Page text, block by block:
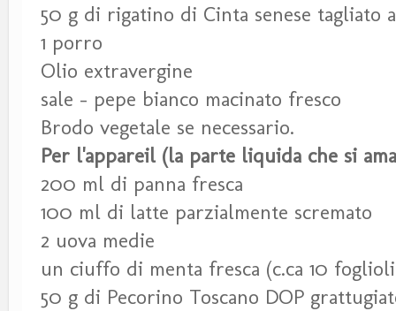
50 g di rigatino di Cinta senese tagliato
1 porro
Olio extravergine
sale - pepe bianco macinato fresco
Brodo vegetale se necessario.
Per l'appareil (la parte liquida che si
200 ml di panna fresca
100 ml di latte parzialmente scremato
2 uova medie
un ciuffo di menta fresca (c.ca 10
50 g di Pecorino Toscano DOP